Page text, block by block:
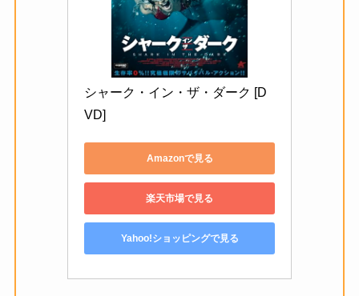
シャーク・イン・ザ・ダーク [D
VD]
Amazonで見る
楽天市場で見る
Yahoo!ショッピングで見る